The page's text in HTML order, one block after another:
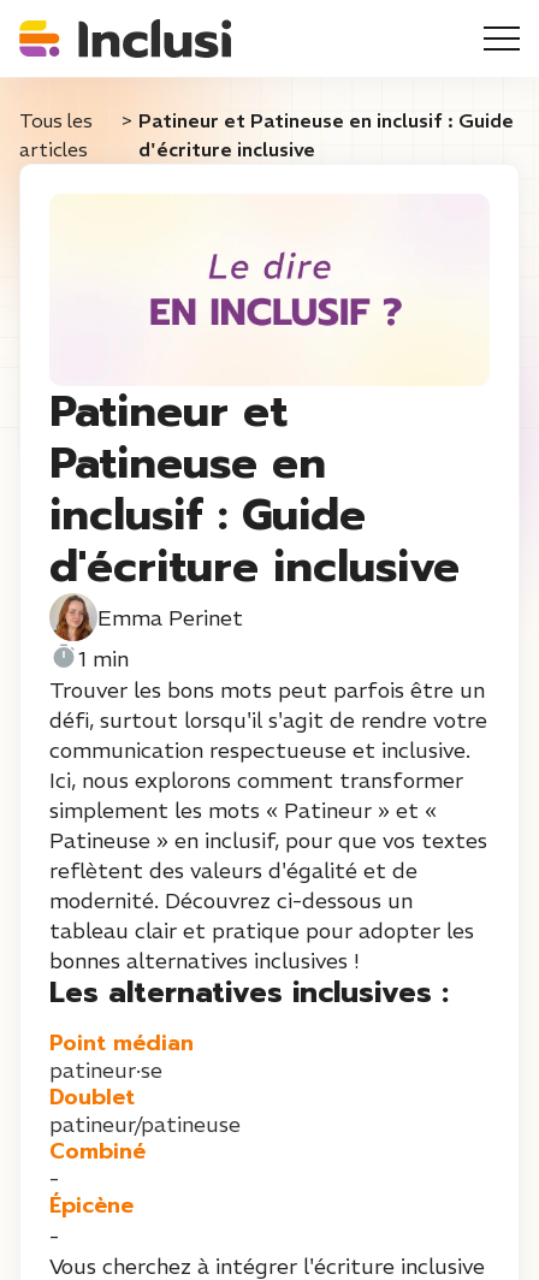
Tous les
articles
> Patineur et Patineuse en inclusif : Guide
d'écriture inclusive
Patineur et
Patineuse en
inclusif : Guide
d'écriture inclusive
Emma Perinet
1 min
Trouver les bons mots peut parfois être un
défi, surtout lorsqu'il s'agit de rendre votre
communication respectueuse et inclusive.
Ici, nous explorons comment transformer
simplement les mots « Patineur » et «
Patineuse » en inclusif, pour que vos textes
reflètent des valeurs d'égalité et de
modernité. Découvrez ci-dessous un
tableau clair et pratique pour adopter les
bonnes alternatives inclusives !
Les alternatives inclusives :
Point médian
patineur·se
Doublet
patineur/patineuse
Combiné
-
Épicène
-
Vous cherchez à intégrer l'écriture inclusive